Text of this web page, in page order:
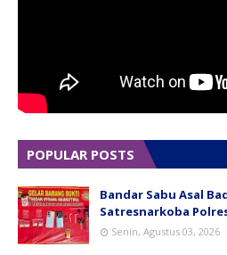
POPULAR POSTS
Bandar Sabu Asal
Satresnarkoba
Senin, Agustus 03, 2026